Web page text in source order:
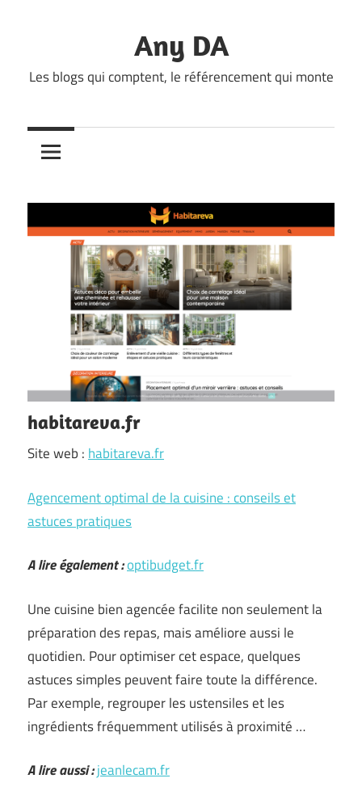
Any DA
Les blogs qui comptent, le référencement qui monte
habitareva.fr
Site web : habitareva.fr
Agencement optimal de la cuisine : conseils et
astuces pratiques
A lire également :optibudget.fr
Une cuisine bien agencée facilite non seulement la
préparation des repas, mais améliore aussi le
quotidien. Pour optimiser cet espace, quelques
astuces simples peuvent faire toute la différence.
Par exemple, regrouper les ustensiles et les
ingrédients fréquemment utilisés à proximité …
A lire aussi :jeanlecam.fr